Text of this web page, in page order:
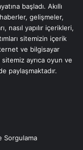
başladı. Akıllı
gelişmeler,
nasıl yapılır içerikleri,
sitemizin içerik
ve bilgisayar
ayrıca oyun ve
paylaşmaktadır.
Sorgulama